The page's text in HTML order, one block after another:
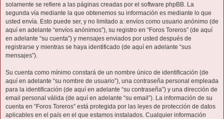
solamente se refiere a las páginas creadas por el software phpBB. La
segunda vía mediante la que obtenemos su información es mediante lo que
usted envía. Esto puede ser, y no limitado a: envíos como usuario anónimo (de
aquí en adelante “envíos anónimos”), su registro en “Foros Toreros” (de aquí
en adelante “su cuenta”) y mensajes enviados por usted después de
registrarse y mientras se haya identificado (de aquí en adelante “sus
mensajes”).
Su cuenta como mínimo constará de un nombre único de identificación (de
aquí en adelante “su nombre de usuario”), una contraseña personal empleada
para la identificación (de aquí en adelante “su contraseña”) y una dirección de
email personal válida (de aquí en adelante “su email”). La información de su
cuenta en “Foros Toreros” está protegida por las leyes de protección de datos
aplicables en el país en el que estamos instalados. Cualquier información